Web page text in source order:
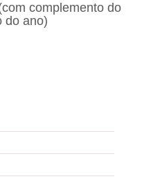
complemento do
do ano)